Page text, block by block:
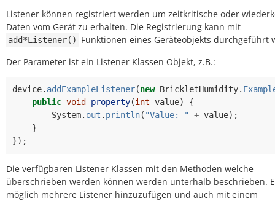
Listener können registriert werden um zeitkritische oder
Daten vom Gerät zu erhalten. Die Registrierung kann mit
add*Listener()
Funktionen eines Geräteobjekts durchgeführt
Der Parameter ist ein Listener Klassen Objekt, z.B.:
device. addExampleListener(new BrickletHumidity.
public void property(int value)
{
System. out . println( "Value: " + value);
}
});
Die verfügbaren Listener Klassen mit den Methoden welche
überschrieben werden können werden unterhalb beschrieben.
möglich mehrere Listener hinzuzufügen und auch mit einem